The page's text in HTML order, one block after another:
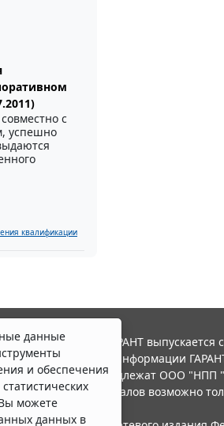
с
успешно
квалификации
данные
и обеспечения
можете
данных в
2026. Система ГАРАНТ выпускается
правовой информации
ГАРАНТ.РУ принадлежат ООО
материалов возможно